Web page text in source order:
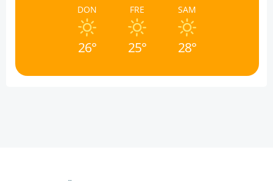
DON
26°
FRE
25°
SAM
28°